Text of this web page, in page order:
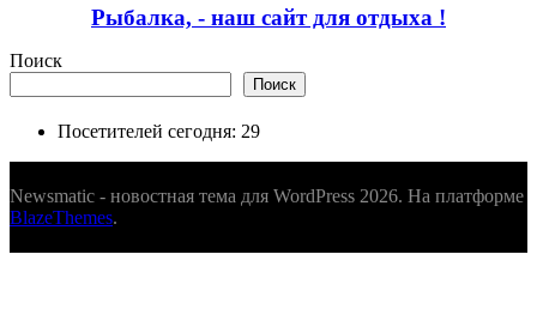
Рыбалка, - наш сайт для отдыха !
Поиск
Поиск
Посетителей сегодня: 29
Newsmatic - новостная тема для WordPress 2026. На платформе
BlazeThemes.